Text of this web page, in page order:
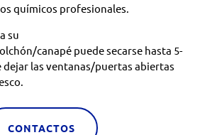
químicos profesionales.
su
canapé puede secarse hasta 5-
dejar las ventanas/puertas abiertas
CONTACTOS